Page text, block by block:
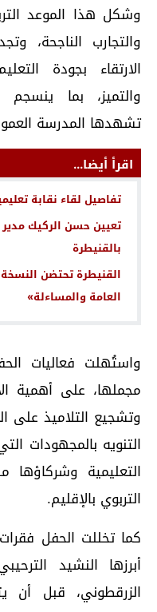
وشكل هذا الموعد
والتجارب الناجحة،
الارتقاء بجودة
والتميز، بما
تشهدها المدرسة
اقرأ أيضا...
تفاصيل لقاء نقابة
تعيين حسن الركيك مدير
بالقنيطرة
القنيطرة تحتضن النسخة
العامة والمساءلة»
واستُهلت فعاليات
مجملها، على أهمية
وتشجيع التلاميذ على
التنويه بالمجهودات
التعليمية
التربوي بالإقليم.
كما تخللت الحفل
أبرزها النشيد
الزرقطوني، قبل أن